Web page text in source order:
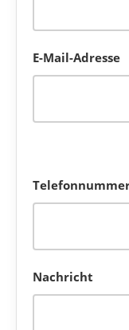
E-Mail-Adresse
Nachricht